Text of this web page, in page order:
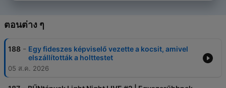
ตอนต่าง ๆ
188 - Egy fideszes képviselő vezette a kocsit, amivel
elszállították a holttestet
05 ส.ค. 2026